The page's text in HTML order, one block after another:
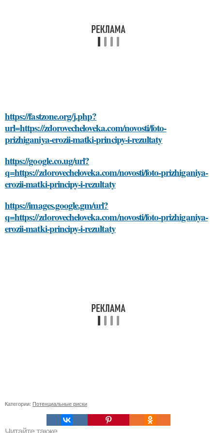
https://fastzone.org/j.php?
url=https://zdorovecheloveka.com/novosti/foto-
prizhiganiya-erozii-matki-principy-i-rezultaty
https://google.co.ug/url?
q=https://zdorovecheloveka.com/novosti/foto-prizhiganiya-
erozii-matki-principy-i-rezultaty
https://images.google.gm/url?
q=https://zdorovecheloveka.com/novosti/foto-prizhiganiya-
erozii-matki-principy-i-rezultaty
Категории: Потенциальные риски